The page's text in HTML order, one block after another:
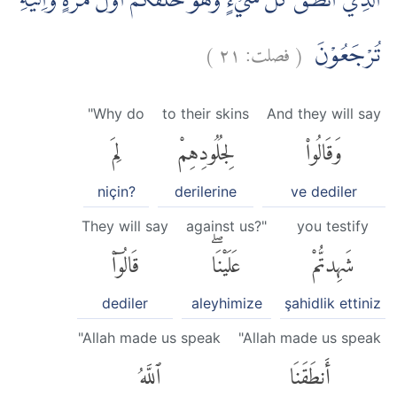
تُرْجَعُوْنَ (فصلت: ٢١)
And they will say
وَقَالُوا۟
ve dediler
to their skins
لِجُلُودِهِمْ
derilerine
"Why do
لِمَ
niçin?
you testify
شَهِدتُّمْ
şahidlik ettiniz
against us?"
عَلَيْنَاۖ
aleyhimize
They will say
قَالُوٓا۟
dediler
"Allah made us speak
أَنطَقَنَا
"Allah made us speak
ٱللَّهُ